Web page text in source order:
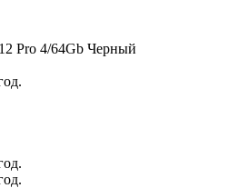
Pro 4/64Gb Черный